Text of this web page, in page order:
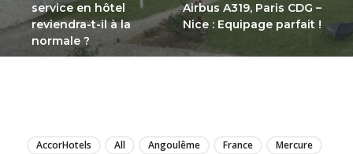
service en hôtel
reviendra-t-il à la
normale ?
Airbus A319, Paris CDG –
Nice : Equipage parfait !
AccorHotels All Angoulême France Mercure